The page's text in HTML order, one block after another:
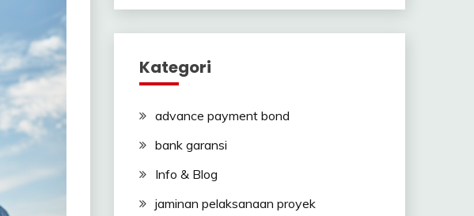
Kategori
advance payment bond
bank garansi
Info & Blog
jaminan pelaksanaan proyek